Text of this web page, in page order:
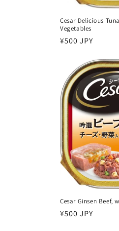
Cesar Delicious
Vegetables
سعر
¥500 JPY
Cesar Ginsen Beef,
سعر
¥500 JPY